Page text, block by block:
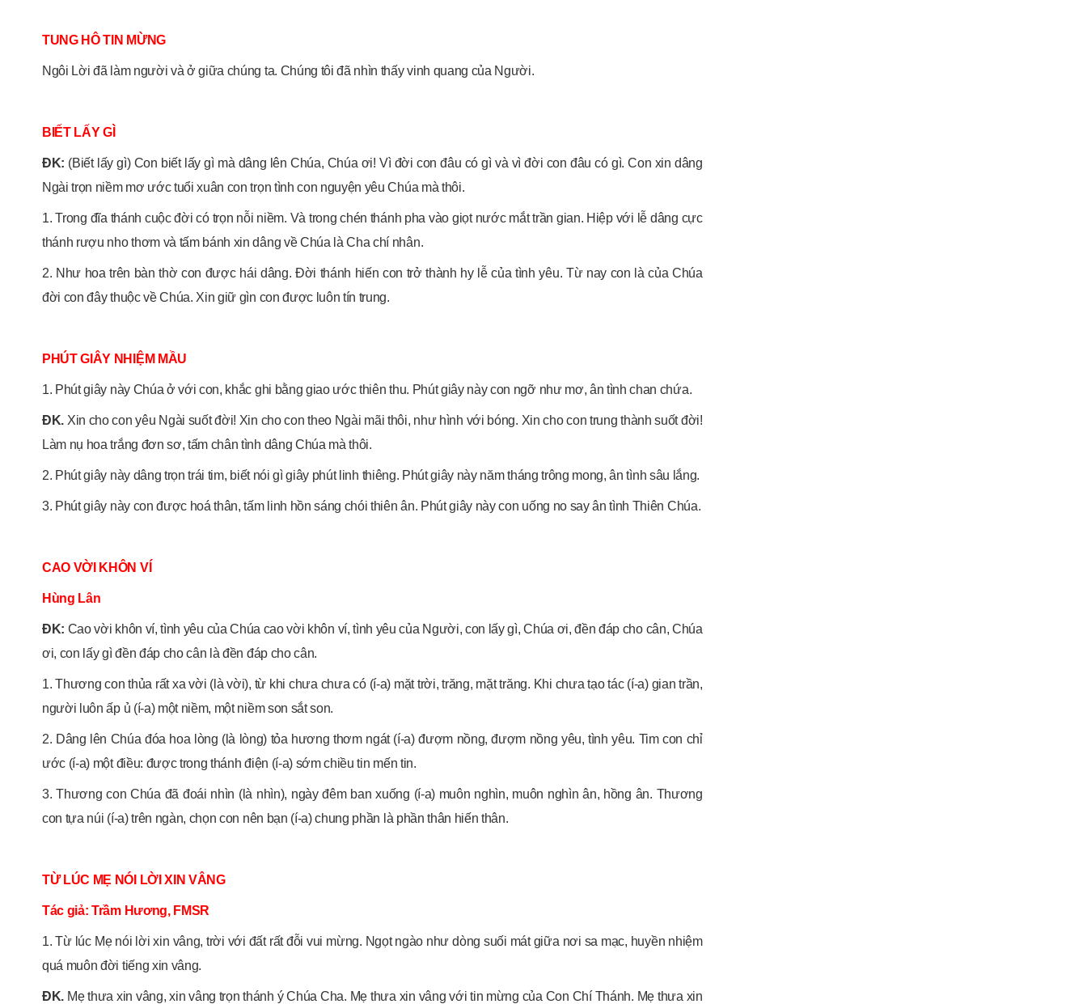
TUNG HÔ TIN MỪNG
Ngôi Lời đã làm người và ở giữa chúng ta. Chúng tôi đã nhìn thấy vinh quang của Người.
BIẾT LẤY GÌ
ĐK: (Biết lấy gì) Con biết lấy gì mà dâng lên Chúa, Chúa ơi! Vì đời con đâu có gì và vì đời con đâu có gì. Con xin dâng
Ngài trọn niềm mơ ước tuổi xuân con trọn tình con nguyện yêu Chúa mà thôi.
1. Trong đĩa thánh cuộc đời có trọn nỗi niềm. Và trong chén thánh pha vào giọt nước mắt trần gian. Hiệp với lễ dâng cực
thánh rượu nho thơm và tấm bánh xin dâng về Chúa là Cha chí nhân.
2. Như hoa trên bàn thờ con được hái dâng. Đời thánh hiến con trở thành hy lễ của tình yêu. Từ nay con là của Chúa
đời con đây thuộc về Chúa. Xin giữ gìn con được luôn tín trung.
PHÚT GIÂY NHIỆM MẦU
1. Phút giây này Chúa ở với con, khắc ghi bằng giao ước thiên thu. Phút giây này con ngỡ như mơ, ân tình chan chứa.
ĐK. Xin cho con yêu Ngài suốt đời! Xin cho con theo Ngài mãi thôi, như hình với bóng. Xin cho con trung thành suốt đời!
Làm nụ hoa trắng đơn sơ, tấm chân tình dâng Chúa mà thôi.
2. Phút giây này dâng trọn trái tim, biết nói gì giây phút linh thiêng. Phút giây này năm tháng trông mong, ân tình sâu lắng.
3. Phút giây này con được hoá thân, tấm linh hồn sáng chói thiên ân. Phút giây này con uống no say ân tình Thiên Chúa.
CAO VỜI KHÔN VÍ
Hùng Lân
ÐK: Cao vời khôn ví, tình yêu của Chúa cao vời khôn ví, tình yêu của Người, con lấy gì, Chúa ơi, đền đáp cho cân, Chúa
ơi, con lấy gì đền đáp cho cân là đền đáp cho cân.
1. Thương con thủa rất xa vời (là vời), từ khi chưa chưa có (í-a) mặt trời, trăng, mặt trăng. Khi chưa tạo tác (í-a) gian trần,
người luôn ấp ủ (í-a) một niềm, một niềm son sắt son.
2. Dâng lên Chúa đóa hoa lòng (là lòng) tỏa hương thơm ngát (í-a) đượm nồng, đượm nồng yêu, tình yêu. Tim con chỉ
ước (í-a) một điều: được trong thánh điện (í-a) sớm chiều tin mến tin.
3. Thương con Chúa đã đoái nhìn (là nhìn), ngày đêm ban xuống (í-a) muôn nghìn, muôn nghìn ân, hồng ân. Thương
con tựa núi (í-a) trên ngàn, chọn con nên bạn (í-a) chung phần là phần thân hiến thân.
TỪ LÚC MẸ NÓI LỜI XIN VÂNG
Tác giả: Trầm Hương, FMSR
1. Từ lúc Mẹ nói lời xin vâng, trời với đất rất đỗi vui mừng. Ngọt ngào như dòng suối mát giữa nơi sa mạc, huyền nhiệm
quá muôn đời tiếng xin vâng.
ĐK. Mẹ thưa xin vâng, xin vâng trọn thánh ý Chúa Cha. Mẹ thưa xin vâng với tin mừng của Con Chí Thánh. Mẹ thưa xin